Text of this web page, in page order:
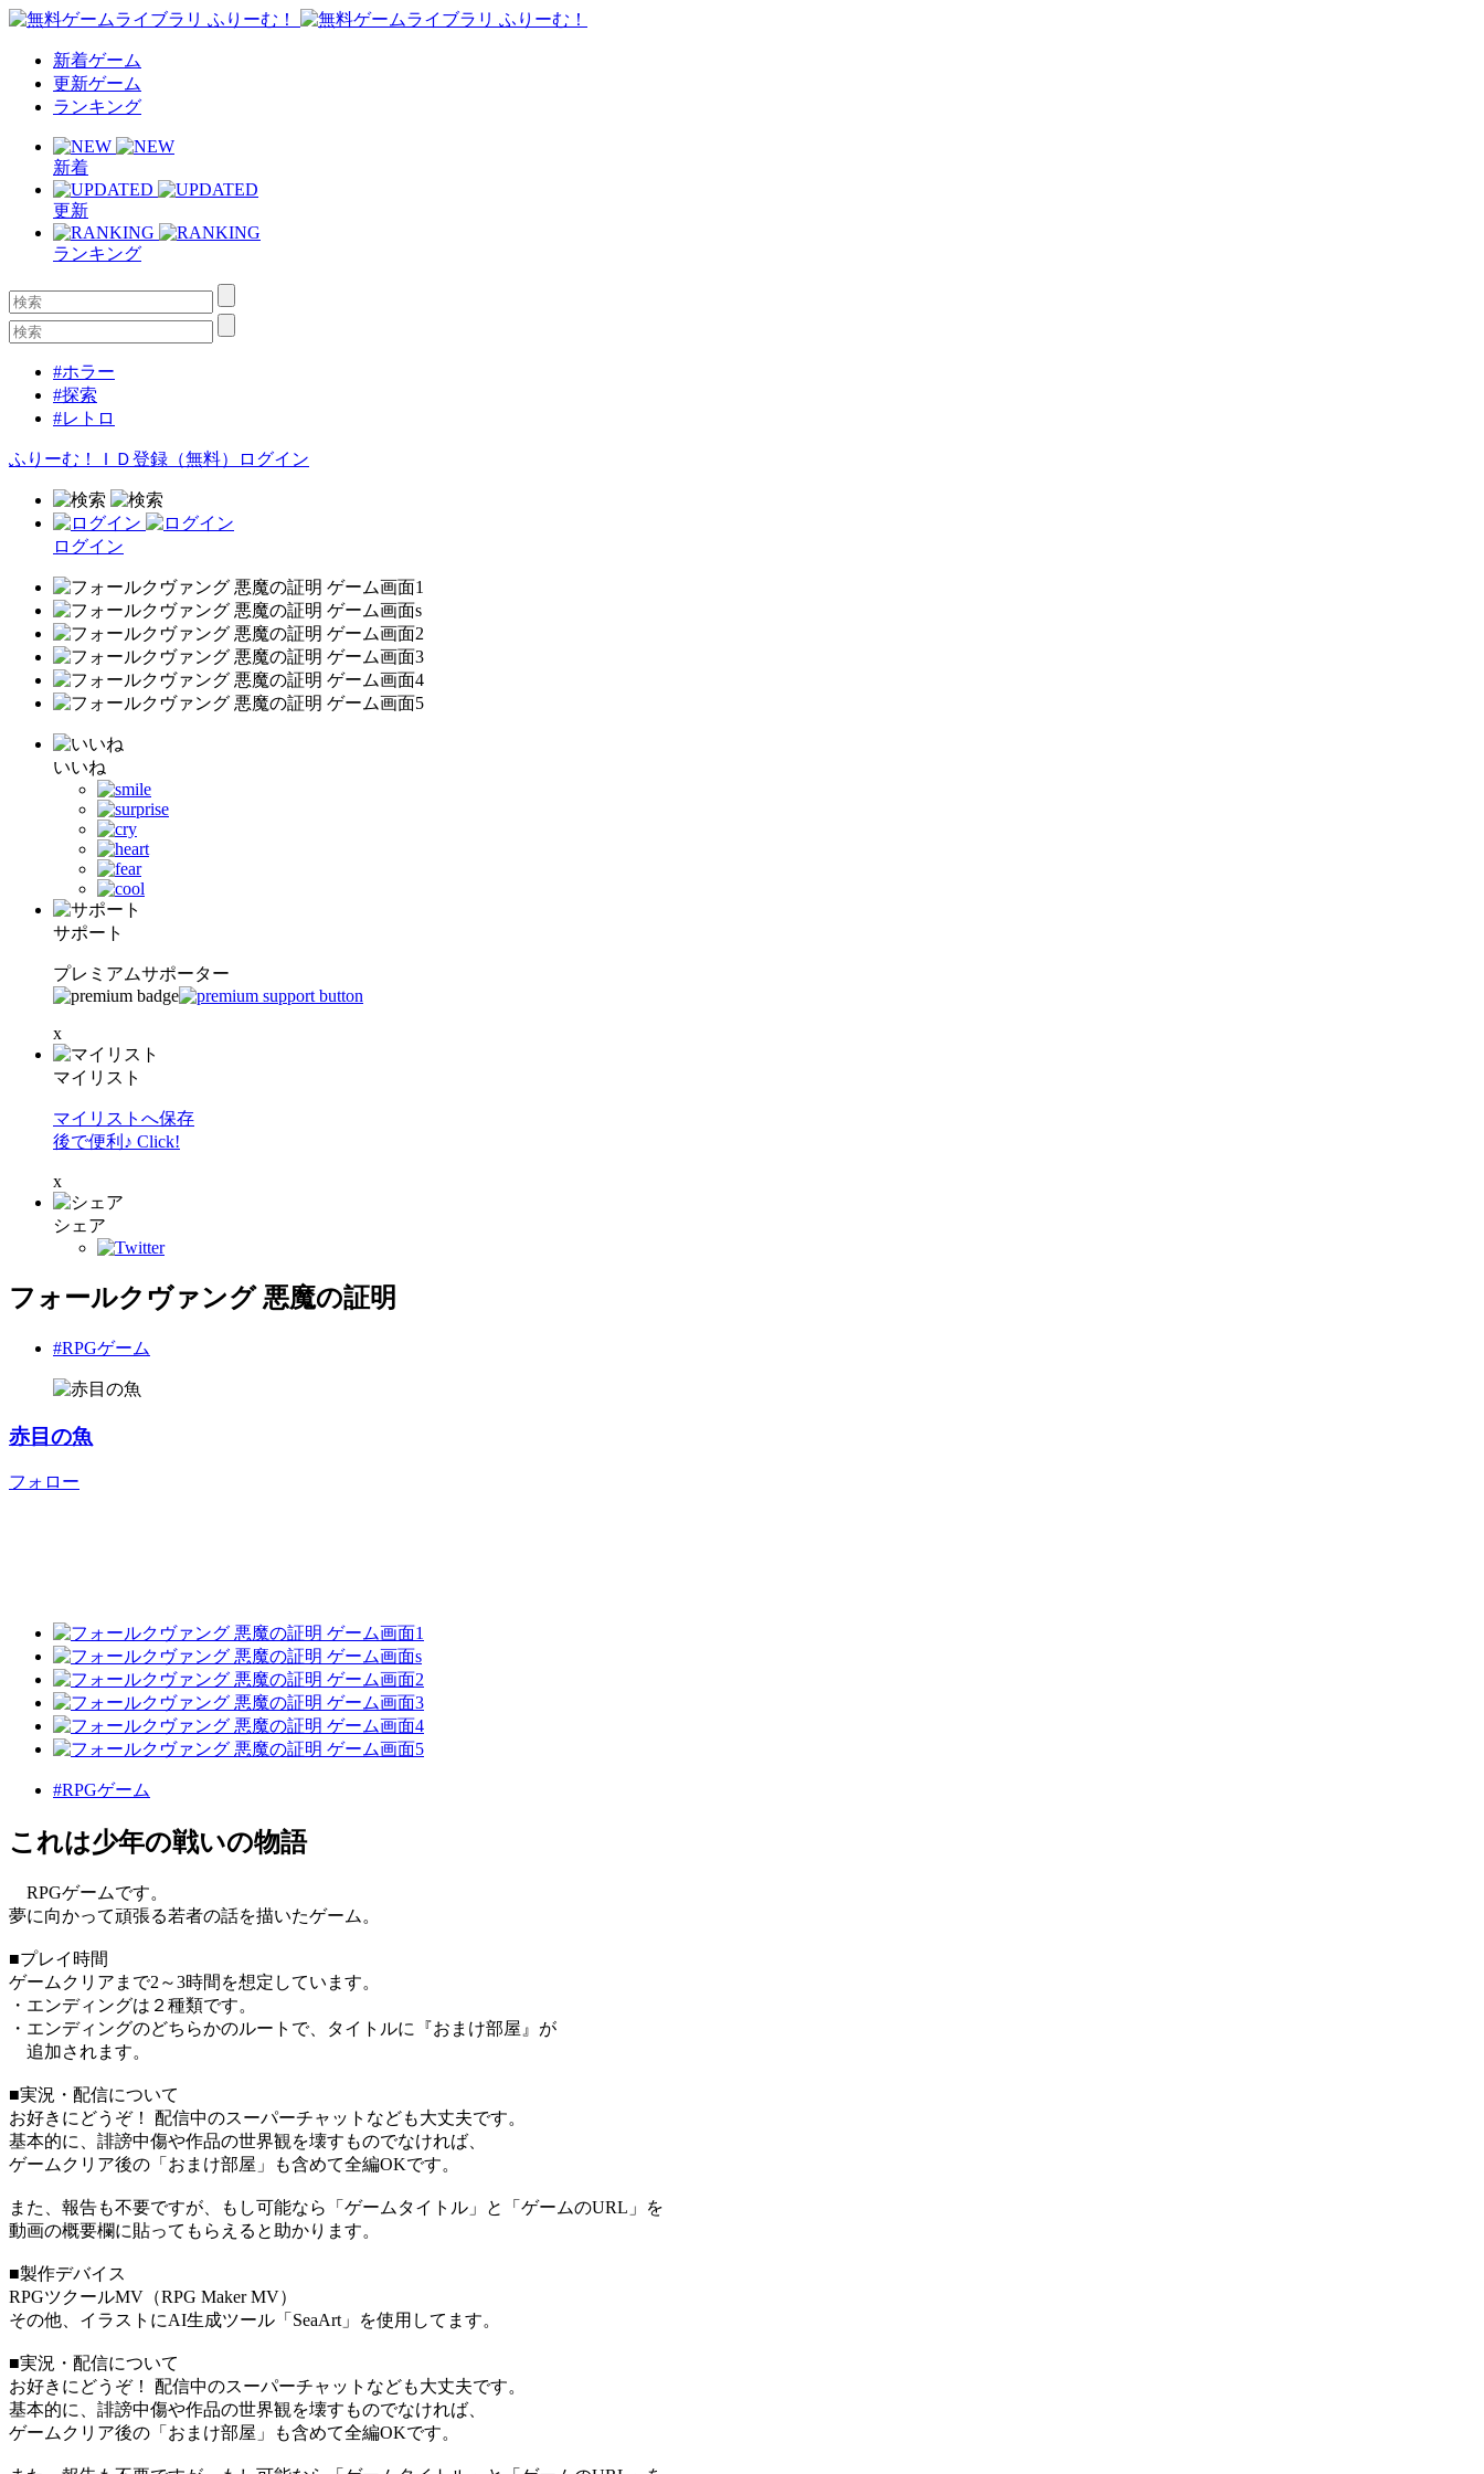
新着ゲーム
更新ゲーム
ランキング
新着
更新
ランキング
#ホラー
#探索
#レトロ
ふりーむ！ＩＤ登録（無料） ログイン
ログイン
いいね
サポート
プレミアムサポーター
x
マイリスト
マイリストへ保存
後で便利♪ Click!
x
シェア
フォールクヴァング 悪魔の証明
#RPGゲーム
赤目の魚
フォロー
#RPGゲーム
これは少年の戦いの物語
RPGゲームです。
夢に向かって頑張る若者の話を描いたゲーム。
■プレイ時間
ゲームクリアまで2～3時間を想定しています。
・エンディングは２種類です。
・エンディングのどちらかのルートで、タイトルに『おまけ部屋』が
追加されます。
■実況・配信について
お好きにどうぞ！ 配信中のスーパーチャットなども大丈夫です。
基本的に、誹謗中傷や作品の世界観を壊すものでなければ、
ゲームクリア後の「おまけ部屋」も含めて全編OKです。
また、報告も不要ですが、もし可能なら「ゲームタイトル」と「ゲームのURL」を
動画の概要欄に貼ってもらえると助かります。
■製作デバイス
RPGツクールMV（RPG Maker MV）
その他、イラストにAI生成ツール「SeaArt」を使用してます。
■実況・配信について
お好きにどうぞ！ 配信中のスーパーチャットなども大丈夫です。
基本的に、誹謗中傷や作品の世界観を壊すものでなければ、
ゲームクリア後の「おまけ部屋」も含めて全編OKです。